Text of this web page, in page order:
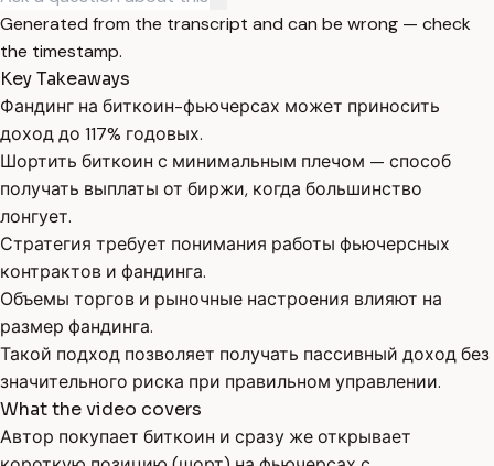
Generated from the transcript and can be wrong — check
the timestamp.
Key Takeaways
Фандинг на биткоин-фьючерсах может приносить
доход до 117% годовых.
Шортить биткоин с минимальным плечом — способ
получать выплаты от биржи, когда большинство
лонгует.
Стратегия требует понимания работы фьючерсных
контрактов и фандинга.
Объемы торгов и рыночные настроения влияют на
размер фандинга.
Такой подход позволяет получать пассивный доход без
значительного риска при правильном управлении.
What the video covers
Автор покупает биткоин и сразу же открывает